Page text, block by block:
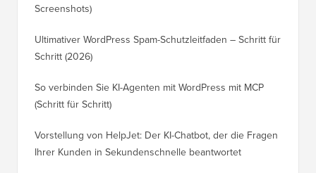
Screenshots)
Ultimativer WordPress Spam-Schutzleitfaden – Schritt für
Schritt (2026)
So verbinden Sie KI-Agenten mit WordPress mit MCP
(Schritt für Schritt)
Vorstellung von HelpJet: Der KI-Chatbot, der die Fragen
Ihrer Kunden in Sekundenschnelle beantwortet